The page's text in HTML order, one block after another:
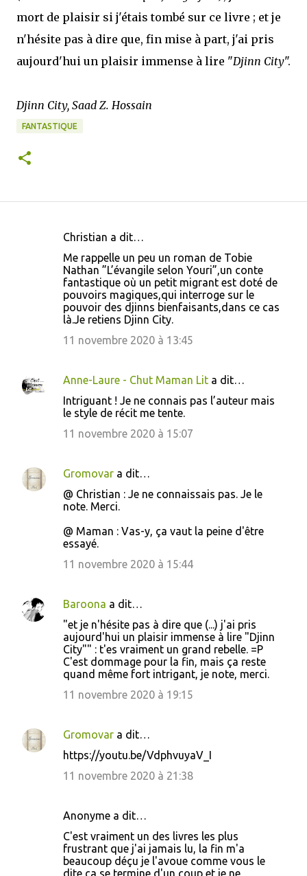
mort de plaisir si j'étais tombé sur ce livre ; et je
n'hésite pas à dire que, fin mise à part, j'ai pris
aujourd'hui un plaisir immense à lire "Djinn City".
Djinn City, Saad Z. Hossain
FANTASTIQUE
a
Christian a dit…
Me rappelle un peu un roman de Tobie
Nathan ”L’évangile selon Youri”,un conte
fantastique où un petit migrant est doté de
pouvoirs magiques,qui interroge sur le
pouvoir des djinns bienfaisants,dans ce cas
là.Je retiens Djinn City.
11 novembre 2020 à 13:45
Anne-Laure - Chut Maman Lit a dit…
Intriguant ! Je ne connais pas l’auteur mais
le style de récit me tente.
11 novembre 2020 à 15:07
Gromovar a dit…
@ Christian : Je ne connaissais pas. Je le
note. Merci.
@ Maman : Vas-y, ça vaut la peine d'être
essayé.
11 novembre 2020 à 15:44
Baroona a dit…
"et je n'hésite pas à dire que (...) j'ai pris
aujourd'hui un plaisir immense à lire "Djinn
City"" : t'es vraiment un grand rebelle. =P
C'est dommage pour la fin, mais ça reste
quand même fort intrigant, je note, merci.
11 novembre 2020 à 19:15
Gromovar a dit…
https://youtu.be/VdphvuyaV_I
11 novembre 2020 à 21:38
Anonyme a dit…
C'est vraiment un des livres les plus
frustrant que j'ai jamais lu, la fin m'a
beaucoup déçu je l'avoue comme vous le
dite ça se termine d'un coup et je ne